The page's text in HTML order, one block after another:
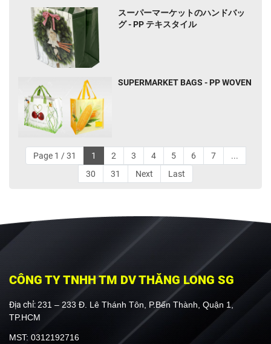
スーパーマーケットのハンドバッ
グ - PP テキスタイル
SUPERMARKET BAGS - PP WOVEN
Page 1 / 31 1 2 3 4 5 6 7
...
30
31 Next Last
CÔNG TY TNHH TM DV THĂNG LONG SG
Địa chỉ:231 – 233 Đ. Lê Thánh Tôn, P.Bến Thành, Quận 1,
TP.HCM
MST: 0312192716